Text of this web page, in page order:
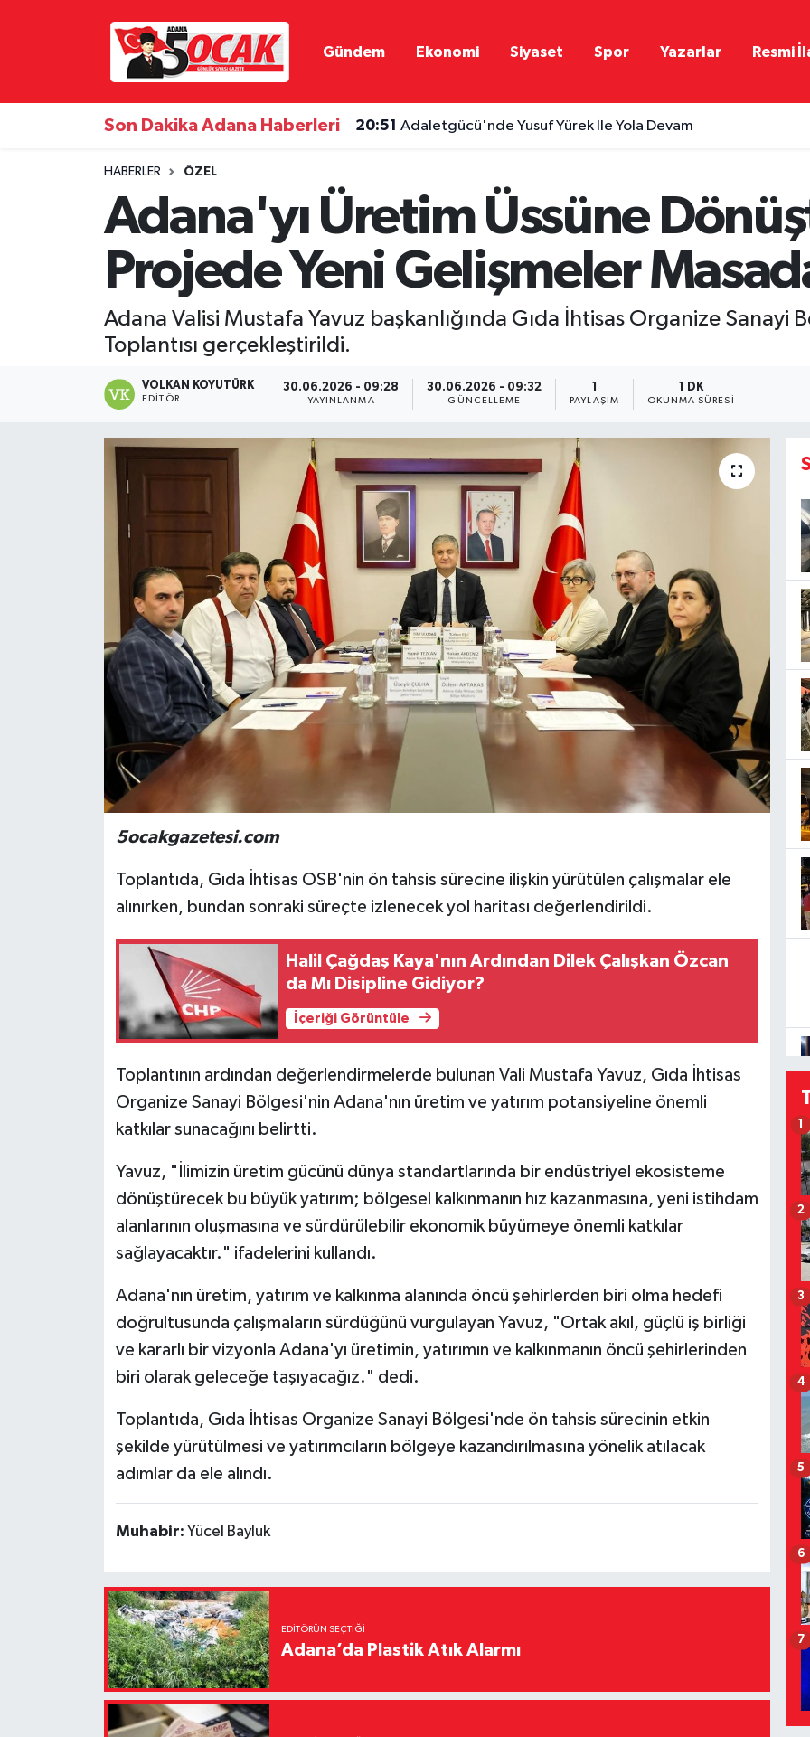
Gündem Ekonomi Siyaset Spor Yazarlar Resmi
Son Dakika Adana Haberleri 20:51 Adaletgücü'nde Yusuf Yürek İle Yola Devam
HABERLER ÖZEL
Adana'yı Üretim Üssüne
Projede Yeni Gelişmeler
Adana Valisi Mustafa Yavuz başkanlığında Gıda İhtisas Organize Sanayi
Toplantısı gerçekleştirildi.
VOLKAN KOYUTÜRK
EDITÖR
30.06.2026 - 09:28
YAYINLANMA
30.06.2026 - 09:32
GÜNCELLEME PAYLAŞIM
1 DK
OKUNMA SÜRESI
5ocakgazetesi.com
Toplantıda, Gıda İhtisas OSB'nin ön tahsis sürecine ilişkin yürütülen çalışmalar ele
alınırken, bundan sonraki süreçte izlenecek yol haritası değerlendirildi.
Halil Çağdaş Kaya'nın Ardından Dilek Çalışkan Özcan
da Mı Disipline Gidiyor?
İçeriği Görüntüle
Toplantının ardından değerlendirmelerde bulunan Vali Mustafa Yavuz, Gıda İhtisas
Organize Sanayi Bölgesi'nin Adana'nın üretim ve yatırım potansiyeline önemli
katkılar sunacağını belirtti.
Yavuz, "İlimizin üretim gücünü dünya standartlarında bir endüstriyel ekosisteme
dönüştürecek bu büyük yatırım; bölgesel kalkınmanın hız kazanmasına, yeni istihdam
alanlarının oluşmasına ve sürdürülebilir ekonomik büyümeye önemli katkılar
sağlayacaktır." ifadelerini kullandı.
Adana'nın üretim, yatırım ve kalkınma alanında öncü şehirlerden biri olma hedefi
doğrultusunda çalışmaların sürdüğünü vurgulayan Yavuz, "Ortak akıl, güçlü iş birliği
ve kararlı bir vizyonla Adana'yı üretimin, yatırımın ve kalkınmanın öncü şehirlerinden
biri olarak geleceğe taşıyacağız." dedi.
Toplantıda, Gıda İhtisas Organize Sanayi Bölgesi'nde ön tahsis sürecinin etkin
şekilde yürütülmesi ve yatırımcıların bölgeye kazandırılmasına yönelik atılacak
adımlar da ele alındı.
Muhabir: Yücel Bayluk
EDITÖRÜN SEÇTIĞI
Adana’da Plastik Atık Alarmı
1
2
3
4
5
6
7
Haber Reklam
Magazin
Resmi İlanlar
Yerel Yönetimler
Yurttan
Adana Nöbetçi Eczaneler
Adana Hava Durumu
Adana Trafik Yoğunluk Haritası
Süper Lig Puan Durumu ve Fikstür
Son Dakika Haberleri
Haber Arşivi